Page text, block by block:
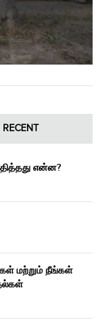
RECENT
என்ன?
மற்றும் நீங்கள்